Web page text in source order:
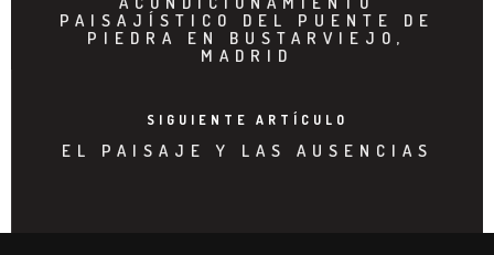
PAISAJÍSTICO DEL PUENTE DE
PIEDRA EN BUSTARVIEJO,
MADRID
SIGUIENTE ARTÍCULO
EL PAISAJE Y LAS AUSENCIAS